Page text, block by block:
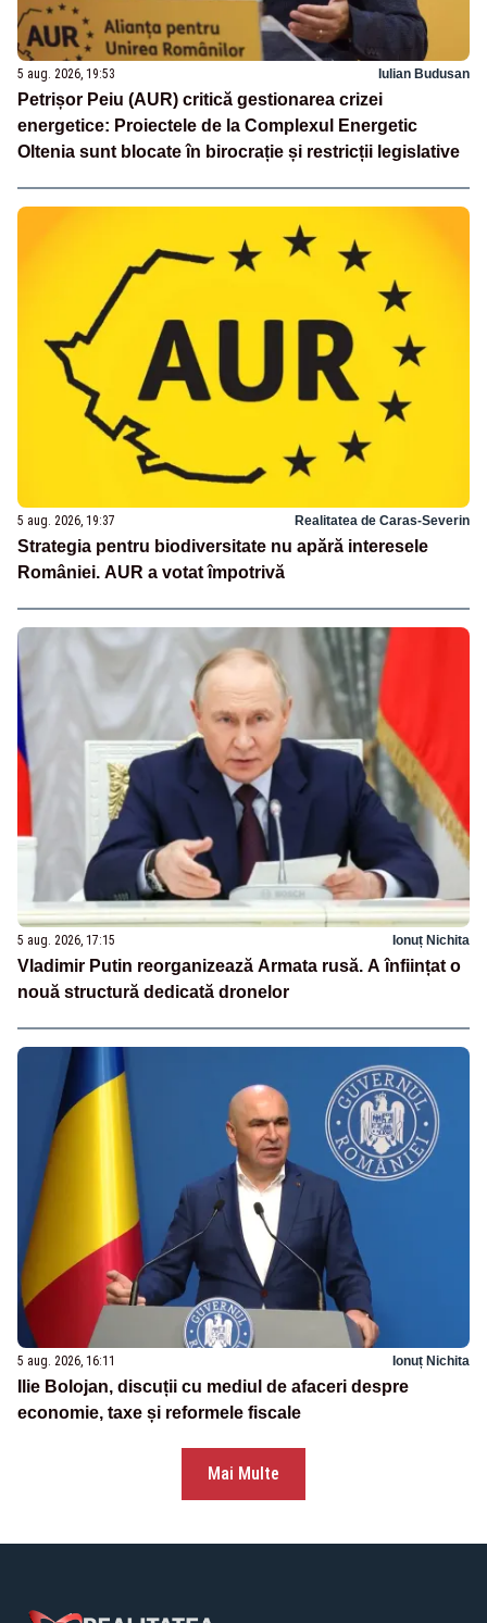
5 aug. 2026, 19:53 Iulian Budusan
Petrișor Peiu (AUR) critică gestionarea crizei
energetice: Proiectele de la Complexul Energetic
Oltenia sunt blocate în birocrație și restricții legislative
5 aug. 2026, 19:37 Realitatea de Caras-Severin
Strategia pentru biodiversitate nu apără interesele
României. AUR a votat împotrivă
5 aug. 2026, 17:15 Ionuț Nichita
Vladimir Putin reorganizează Armata rusă. A înființat o
nouă structură dedicată dronelor
5 aug. 2026, 16:11 Ionuț Nichita
Ilie Bolojan, discuții cu mediul de afaceri despre
economie, taxe și reformele fiscale
Mai Multe